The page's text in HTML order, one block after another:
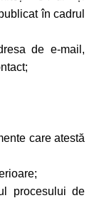
în cadrul
de e-mail,
care atestă
procesului de